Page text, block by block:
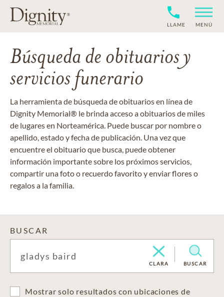
LLAME MENÚ
Búsqueda de obituarios y
servicios funerario
La herramienta de búsqueda de obituarios en línea de
Dignity Memorial® le brinda acceso a obituarios de miles
de lugares en Norteamérica. Puede buscar por nombre o
apellido, estado y fecha de publicación. Una vez que
encuentre el obituario que busca, puede obtener
información importante sobre los próximos servicios,
compartir una foto o recuerdo favorito y enviar flores o
regalos a la familia.
BUSCAR
CLARA BUSCAR
Mostrar solo resultados con ubicaciones de